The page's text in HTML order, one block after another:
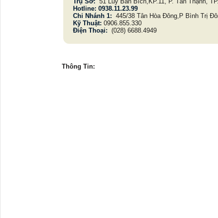
Hotline: 0938.11.23.99
Chi Nhánh 1: 445/38 Tân Hòa Đông,P Bình Trị
Kỹ Thuật: 0906.855.330
Điện Thoại: (028) 6688.4949
Thông Tin: